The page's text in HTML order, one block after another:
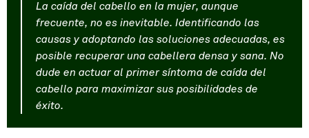
La caída del cabello en la mujer, aunque
frecuente, no es inevitable. Identificando las
causas y adoptando las soluciones adecuadas, es
posible recuperar una cabellera densa y sana. No
dude en actuar al primer síntoma de caída del
cabello para maximizar sus posibilidades de
éxito.